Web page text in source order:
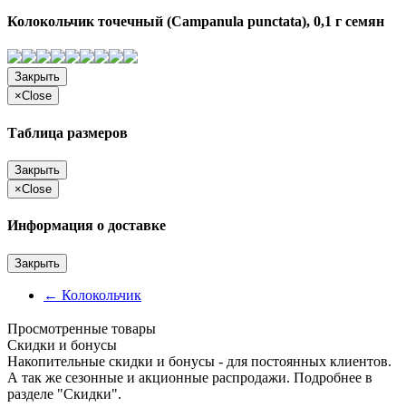
Колокольчик точечный (Campanula punctata), 0,1 г семян
Закрыть
×Close
Таблица размеров
Закрыть
×Close
Информация о доставке
Закрыть
← Колокольчик
Просмотренные товары
Cкидки и бонусы
Накопительные скидки и бонусы - для постоянных клиентов.
А так же сезонные и акционные распродажи. Подробнее в
разделе "Скидки".